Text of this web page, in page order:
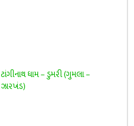
ટાંગીનાથ ધામ – ડુમરી (ગુમલા –
ઝારખંડ)